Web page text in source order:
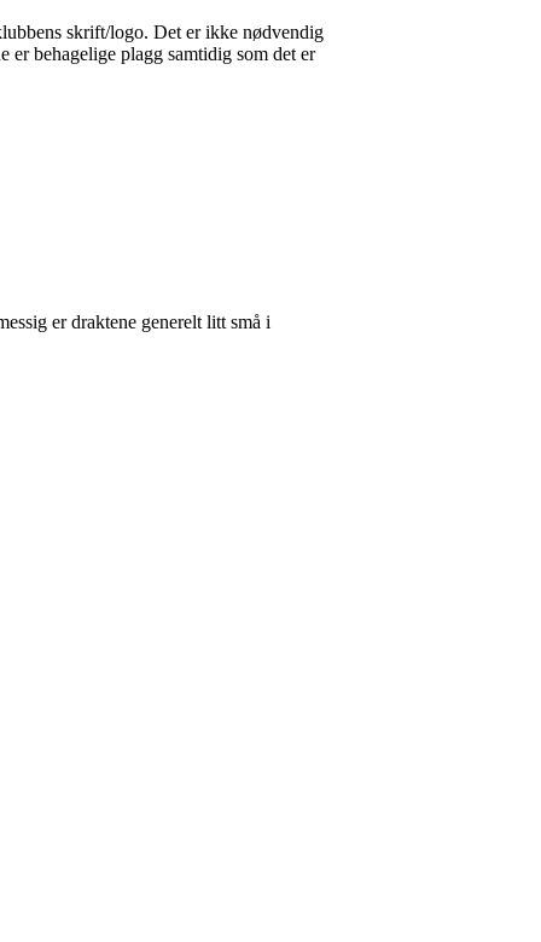
skrift/logo. Det er ikke nødvendig
er behagelige plagg samtidig som det er
er draktene generelt litt små i